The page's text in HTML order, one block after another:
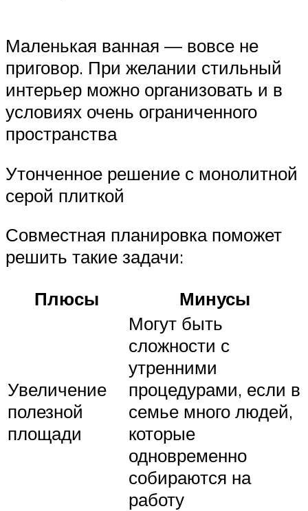
Маленькая ванная — вовсе не
приговор. При желании стильный
интерьер можно организовать и в
условиях очень ограниченного
пространства
Утонченное решение с монолитной
серой плиткой
Совместная планировка поможет
решить такие задачи:
Плюсы
Минусы
Увеличение
полезной
площади
Могут быть
сложности с
утренними
процедурами, если в
семье много людей,
которые
одновременно
собираются на
работу